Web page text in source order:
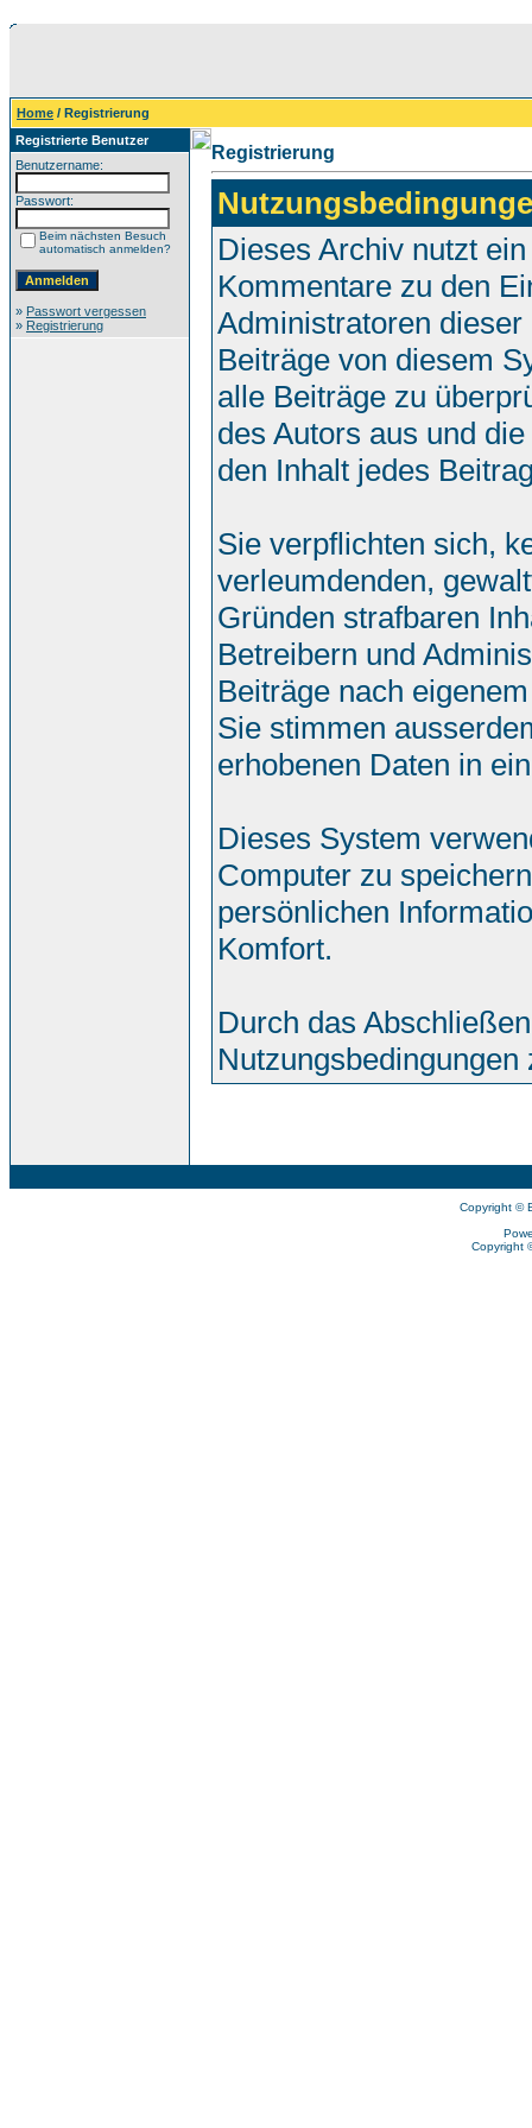
Home / Registrierung
Registrierte Benutzer
Benutzername:
Passwort:
Beim nächsten Besuch
automatisch anmelden?
» Passwort vergessen
» Registrierung
Registrierung
Dieses Archiv nutzt
Kommentare zu den
Administratoren
Beiträge von diesem
alle Beiträge zu
des Autors aus und
den Inhalt jedes
Sie verpflichten sich,
verleumdenden,
Gründen strafbaren
Betreibern und
Beiträge nach
Sie stimmen
erhobenen Daten in
Dieses System
Computer zu
persönlichen
Komfort.
Durch das
Nutzungsbedingungen
Copyright ©
Copyright